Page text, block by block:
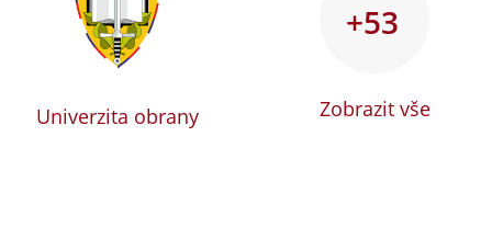
Univerzita obrany
+53
Zobrazit vše